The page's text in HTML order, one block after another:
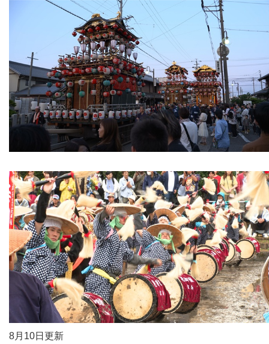
8月10日更新